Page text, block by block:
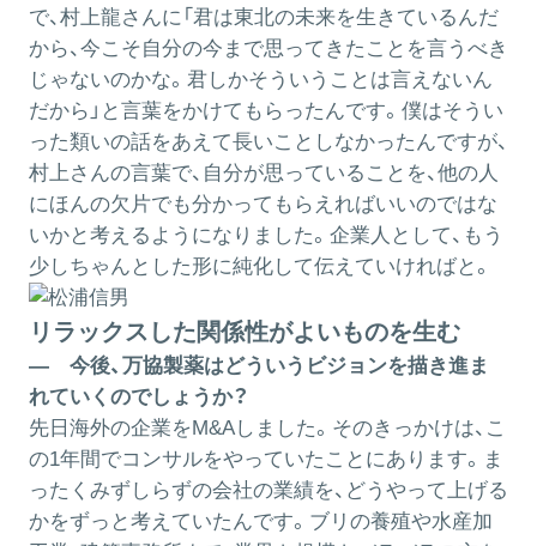
で、村上龍さんに「君は東北の未来を生きているんだ
から、今こそ自分の今まで思ってきたことを言うべき
じゃないのかな。君しかそういうことは言えないん
だから」と言葉をかけてもらったんです。僕はそうい
った類いの話をあえて長いことしなかったんですが、
村上さんの言葉で、自分が思っていることを、他の人
にほんの欠片でも分かってもらえればいいのではな
いかと考えるようになりました。企業人として、もう
少しちゃんとした形に純化して伝えていければと。
リラックスした関係性がよいものを生む
― 今後、万協製薬はどういうビジョンを描き進ま
れていくのでしょうか？
先日海外の企業をM&Aしました。そのきっかけは、こ
の1年間でコンサルをやっていたことにあります。ま
ったくみずしらずの会社の業績を、どうやって上げる
かをずっと考えていたんです。ブリの養殖や水産加